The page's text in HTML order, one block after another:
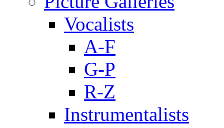
Vocalists
A-F
G-P
R-Z
Instrumentalists